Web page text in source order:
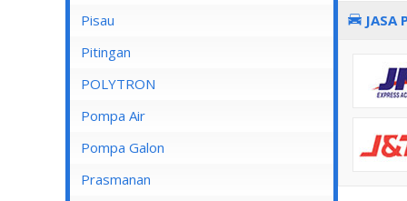
Lampu Spotlight
Pisau
Pitingan
POLYTRON
Pompa Air
Pompa Air Panasonic
Pompa Air Shimizu
Pompa Galon
Prasmanan
JASA